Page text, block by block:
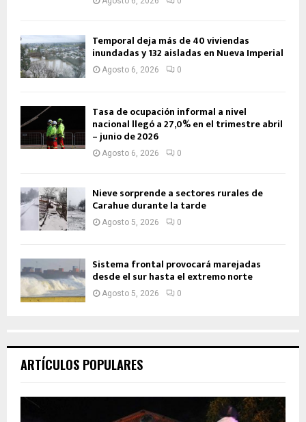
Temporal deja más de 40 viviendas
inundadas y 132 aisladas en Nueva Imperial
Agosto 6, 2026 0
Tasa de ocupación informal a nivel
nacional llegó a 27,0% en el trimestre abril
– junio de 2026
Agosto 6, 2026 0
Nieve sorprende a sectores rurales de
Carahue durante la tarde
Agosto 5, 2026 0
Sistema frontal provocará marejadas
desde el sur hasta el extremo norte
Agosto 5, 2026 0
ARTÍCULOS POPULARES